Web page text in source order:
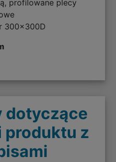
profilowane plecy
300x300D
dotyczące
produktu z